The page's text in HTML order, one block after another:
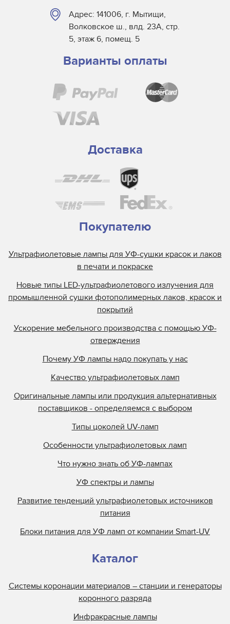
Адрес: 141006, г. Мытищи,
Волковское ш., влд. 23А, стр.
5, этаж 6, помещ. 5
Варианты оплаты
Доставка
Покупателю
Ультрафиолетовые лампы для УФ-сушки красок и лаков
в печати и покраске
Новые типы LED-ультрафиолетового излучения для
промышленной сушки фотополимерных лаков, красок и
покрытий
Ускорение мебельного производства с помощью УФ-
отверждения
Почему УФ лампы надо покупать у нас
Качество ультрафиолетовых ламп
Оригинальные лампы или продукция альтернативных
поставщиков - определяемся с выбором
Типы цоколей UV-ламп
Особенности ультрафиолетовых ламп
Что нужно знать об УФ-лампах
УФ спектры и лампы
Развитие тенденций ультрафиолетовых источников
питания
Блоки питания для УФ ламп от компании Smart-UV
Каталог
Системы коронации материалов – станции и генераторы
коронного разряда
Инфракрасные лампы